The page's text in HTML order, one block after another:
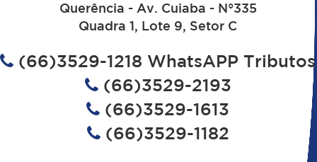
Querência - Av. Cuiaba - N°335
Quadra 1, Lote 9, Setor C
(66)3529-1218 WhatsAPP Tributos
(66)3529-2193
(66)3529-1613
(66)3529-1182